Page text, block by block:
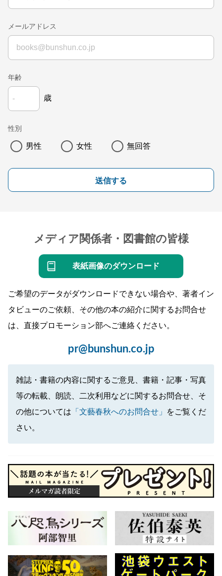
メールアドレス
年齢
歳
性別
男性 女性 無回答
送信する
メディア関係者・図書館の皆様
表紙画像のダウンロード
ご希望のデータがダウンロードできない場合や、著者イン
タビューのご依頼、その他の本の紹介に関するお問合せ
は、直接プロモーション部へご連絡ください。
pr@bunshun.co.jp
雑誌・書籍の内容に関するご意見、書籍・記事・写真
等の転載、朗読、二次利用などに関するお問合せ、そ
の他については 「文藝春秋へのお問合せ」
をご覧くだ
さい。